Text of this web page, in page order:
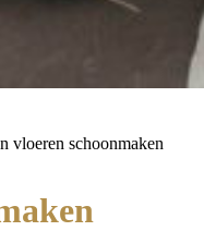
vloeren schoonmaken